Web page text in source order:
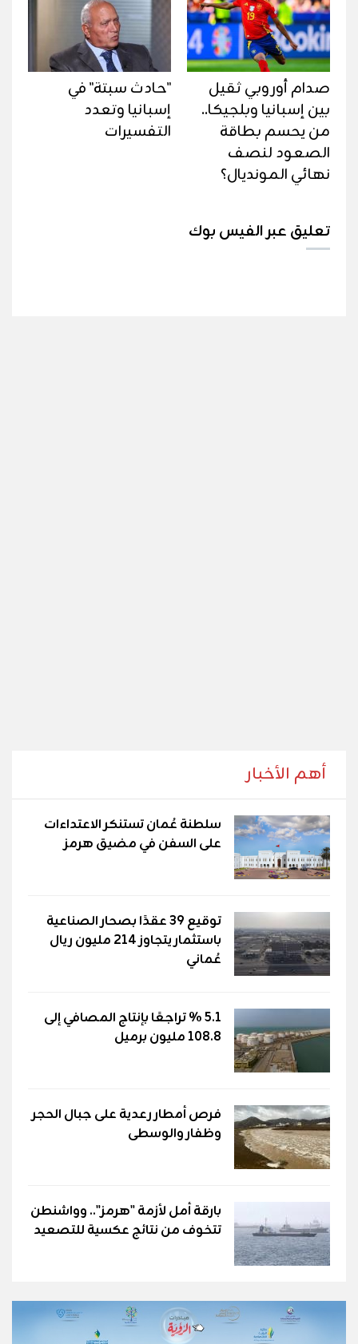
صدام أوروبي ثقيل
بين إسبانيا وبلجيكا..
من يحسم بطاقة
الصعود لنصف
نهائي المونديال؟
"حادث سبتة" في
إسبانيا وتعدد
التفسيرات
تعليق عبر الفيس بوك
أهم الأخبار
سلطنة عُمان تستنكر الاعتداءات
على السفن في مضيق هرمز
توقيع 39 عقدًا بصحار الصناعية
باستثمار يتجاوز 214 مليون ريال
عُماني
5.1 % تراجعًا بإنتاج المصافي إلى
108.8 مليون برميل
فرص أمطار رعدية على جبال الحجر
وظفار والوسطى
بارقة أمل لأزمة "هرمز".. وواشنطن
تتخوف من نتائج عكسية للتصعيد